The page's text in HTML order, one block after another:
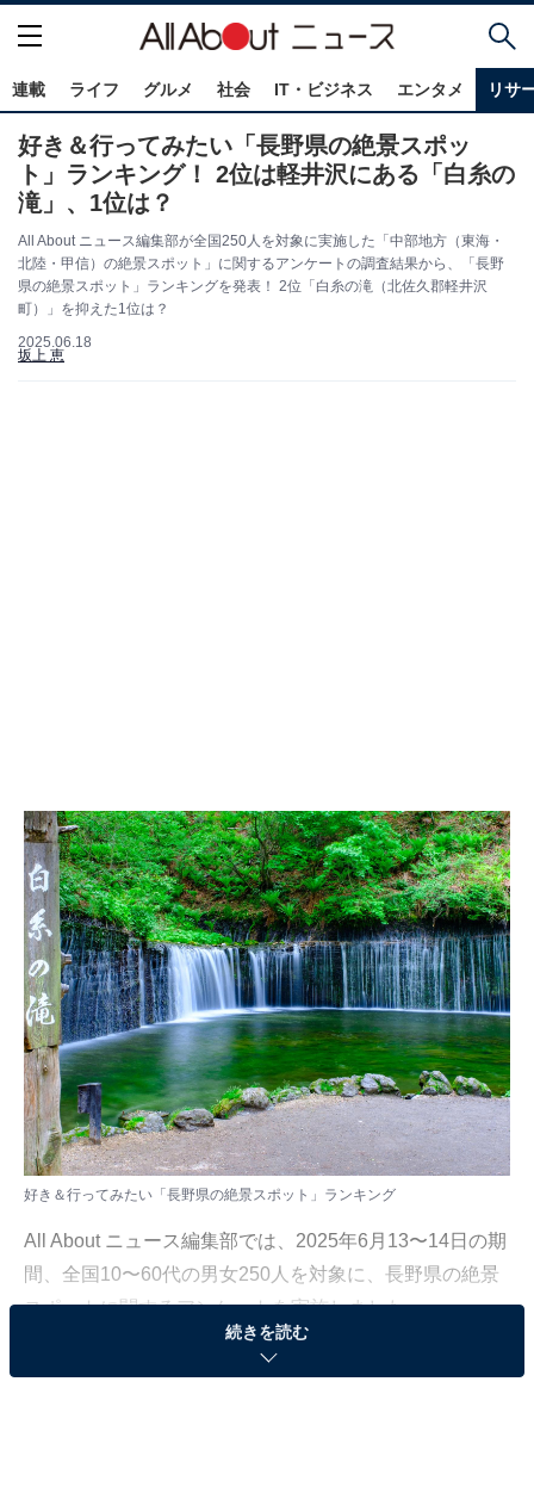
連載 ライフ グルメ 社会 IT・ビジネス エンタメ リサ
好き＆行ってみたい「長野県の絶景スポッ
ト」ランキング！ 2位は軽井沢にある「白糸の
滝」、1位は？
All About ニュース編集部が全国250人を対象に実施した「中部地方（東海・
北陸・甲信）の絶景スポット」に関するアンケートの調査結果から、「長野
県の絶景スポット」ランキングを発表！ 2位「白糸の滝（北佐久郡軽井沢
町）」を抑えた1位は？
2025.06.18
坂上 恵
好き＆行ってみたい「長野県の絶景スポット」ランキング
All About ニュース編集部では、2025年6月13〜14日の期
間、全国10〜60代の男女250人を対象に、長野県の絶景
スポットに関するアンケートを実施しました。
その中から、好き＆行ってみたい「長野県の絶景スポッ
続きを読む